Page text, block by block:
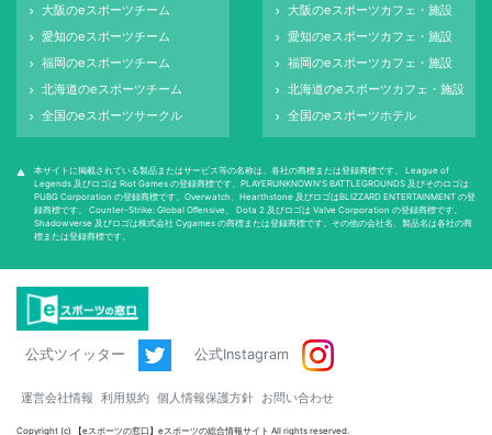
keyboard_arrow_right 大阪のeスポーツチーム
keyboard_arrow_right 愛知のeスポーツチーム
keyboard_arrow_right 福岡のeスポーツチーム
keyboard_arrow_right 北海道のeスポーツチーム
keyboard_arrow_right 全国のeスポーツサークル
keyboard_arrow_right 大阪のeスポーツカフェ・施設
keyboard_arrow_right 愛知のeスポーツカフェ・施設
keyboard_arrow_right 福岡のeスポーツカフェ・施設
keyboard_arrow_right 北海道のeスポーツカフェ・施設
keyboard_arrow_right 全国のeスポーツホテル
warning
本サイトに掲載されている製品またはサービス等の名称は、各社の商標または登録商標です。 League of
Legends 及びロゴは Riot Games の登録商標です。PLAYERUNKNOWN'S BATTLEGROUNDS 及びそのロゴは
PUBG Corporation の登録商標です。Overwatch、Hearthstone 及びロゴはBLIZZARD ENTERTAINMENT の登
録商標です。 Counter-Strike: Global Oﬀensive、 Dota 2 及びロゴは Valve Corporation の登録商標です。
Shadowverse 及びロゴは株式会社 Cygames の商標または登録商標です。その他の会社名、製品名は各社の商
標または登録商標です。
公式ツイッター 公式Instagram
運営会社情報 利用規約 個人情報保護方針 お問い合わせ
Copyright (c) 【eスポーツの窓口】eスポーツの総合情報サイト All rights reserved.